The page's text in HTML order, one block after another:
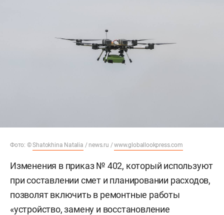
Фото: ©Shatokhina Natalia / news.ru /www.globallookpress.com
Изменения в приказ № 402, который используют
при составлении смет и планировании расходов,
позволят включить в ремонтные работы
«устройство, замену и восстановление